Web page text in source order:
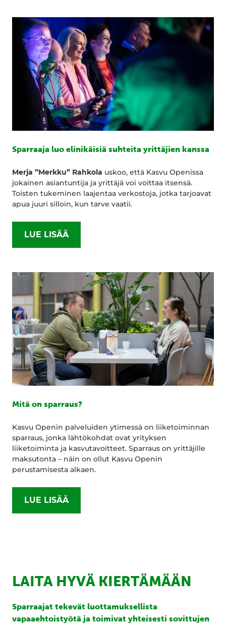
Sparraaja luo elinikäisiä suhteita yrittäjien kanssa
Merja ”Merkku” Rahkola uskoo, että Kasvu Openissa
jokainen asiantuntija ja yrittäjä voi voittaa itsensä.
Toisten tukeminen laajentaa verkostoja, jotka tarjoavat
apua juuri silloin, kun tarve vaatii.
LUE LISÄÄ
Mitä on sparraus?
Kasvu Openin palveluiden ytimessä on liiketoiminnan
sparraus, jonka lähtökohdat ovat yrityksen
liiketoiminta ja kasvutavoitteet. Sparraus on yrittäjille
maksutonta – näin on ollut Kasvu Openin
perustamisesta alkaen.
LUE LISÄÄ
LAITA HYVÄ KIERTÄMÄÄN
Sparraajat tekevät luottamuksellista
vapaaehtoistyötä ja toimivat yhteisesti sovittujen